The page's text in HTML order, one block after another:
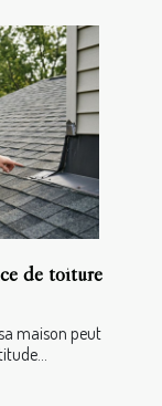
de toiture
maison peut